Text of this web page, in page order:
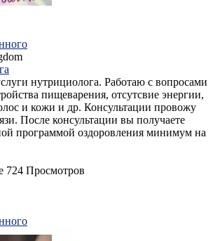
нутрициолога. Работаю с вопросами
пищеварения, отсутсвие энергии,
и кожи и др. Консультации провожу
После консультации вы получаете
программой оздоровления минимум на
724 Просмотров